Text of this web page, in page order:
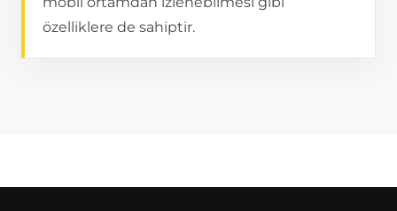
özelliklere de sahiptir.